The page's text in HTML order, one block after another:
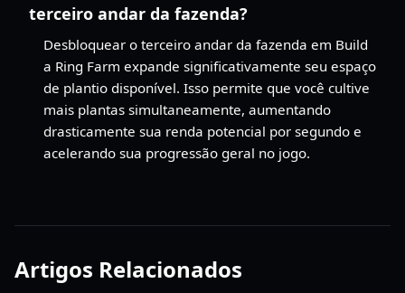
terceiro andar da fazenda?
Desbloquear o terceiro andar da fazenda em Build
a Ring Farm expande significativamente seu espaço
de plantio disponível. Isso permite que você cultive
mais plantas simultaneamente, aumentando
drasticamente sua renda potencial por segundo e
acelerando sua progressão geral no jogo.
Artigos Relacionados